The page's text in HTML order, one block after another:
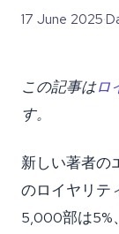
17 June 2025·
この記事はロ
す。
新しい著者の
のロイヤリテ
5,000部は5%